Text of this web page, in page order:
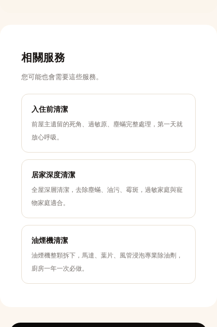
相關服務
您可能也會需要這些服務。
入住前清潔
前屋主遺留的死角、過敏原、塵蟎完整處理，第一天就
放心呼吸。
居家深度清潔
全屋深層清潔，去除塵蟎、油污、霉斑，過敏家庭與寵
物家庭適合。
油煙機清潔
油煙機整顆拆下，馬達、葉片、風管浸泡專業除油劑，
廚房一年一次必做。